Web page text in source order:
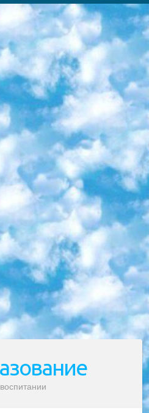
площадка Рунета. Здесь вы найдёте сотни текстовых и видеокурсов на десятки различных тем — от программирования до психологии. Многие курсы подготовлены российскими университетами и крупными международными компаниями вроде Intel и Microsoft. Самостоятельное обучение бесплатное, но желающие могут оплатить услуги персональных наставников. 2. «Смартия» знакомит с актуальными профессиями и подсказывает, как им обучаться. Выбрав заинтересовавшую вас специальность — SMM-специалист, фотограф, веб-дизайнер или другую, — увидите список необходимых для неё умений. Чтобы вы могли освоить их самостоятельно, для каждого умения площадка отображает подборку ссылок на учебные материалы. Хотя «Смартия» ориентируется на русскоязычную аудиторию, часть контента всё же доступна только на английском. 3. «Лекторий Физтеха» Проект Московского физико-технического института (Физтеха). С его помощью вы можете смотреть онлайн серии лекций, записанные на видео в этом вузе. В числе доступных предметов — физика, биология, химия, информационные технологии и другие. К некоторым лекциям администрация ресурса прилагает готовые конспекты, которые можно скачивать в PDF-формате. 4. ITMOcourses Онлайн-площадка Санкт-Петербургского национального исследовательского университета информационных технологий, механики и оптики (ИТМО). Ресурс предоставляет свободный доступ к курсам, разработанным в этом вузе. Каталог материалов разбит на четыре категории: «Оптические системы и технологии», «Приборостроение и робототехника», «Информационные технологии» и «Биотехнологии». Курсы состоят из видеолекций, интерактивных демонстраций и заданий. 5. «КиберЛенинка» Электронная научная библиотека открытого доступа. Каталог площадки регулярно обрастает текстами статей из различных научных изданий. Сгруппированные по журналам и рубрикам публикации можно читать онлайн или скачивать целиком в PDF-формате. Проект нацелен на популяризацию науки за счёт открытого доступа к качественной информации. 6. «ПостНаука» На этом ресурсе публикуют подборки видеолекций, составленные экспертами из разных отраслей и объединённые общими темами. Среди них, к примеру, есть серии «Биоинформатика и геномика», «Культура средневековой Скандинавии» и Cinema Studies о теории кино. Каждая подборка лекций — логически связанная история, рассказанная экспертом от первого лица. Кроме того, на сайте появляются научно-образовательные статьи и тесты на разные темы. 7. «Newочём» Команда проекта «Newочём» отбирает самые интересные тексты из англоязычных СМИ и переводит те из них, за которые голосуют участники сообщества «ВКонтакте». По большей части это научно-популярные статьи. Редакторы придумывают лишь заголовки, в остальном содержание переводов соответствует оригиналам. Полные тексты можно читать прямо в социальной сети. 8. InternetUrok Онлайн-база материалов по основным дисциплинам школьной программы. Информация на сайте структурирована по классам, предметам и темам (урокам). Каждый урок состоит из видеолекций и конспектов. Есть также интерактивные тренажёры и тесты для закрепления пройденного материала. Даже если вы давно окончили школу, возможность повторить программу старших классов всегда может пригодиться. 9. Edutainme Ещё один ресурс об образовании. В отличие от Newtonew, как мне кажется, Edutainme больше ориентируется на представителей индустрии: педагогов, предпринимателей, разработчиков образовательных проектов. Но и любой, кто просто стремится к саморазвитию, найдёт на сайте много полезного и интересного для себя. Например, информацию о новых курсах и образовательных сервисах. 10. Newtonew Онлайн-медиа об образовании и обучении в широком смысле. Авторы Newtonew пишут об инструментах, заведениях, тактиках и стратегиях, которые помогают учить других и получать новые знания самостоятельно. На этой площадке вы найдёте новости, обзоры, аналитические мат